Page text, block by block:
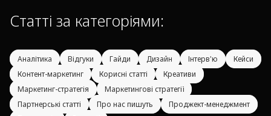
Статті за категоріями:
Аналітика Відгуки Гайди Дизайн Інтерв'ю
Кейси
Контент-маркетинг
Корисні статті
Креативи
Маркетинг-стратегія
Маркетингові стратегії
Партнерські статті
Про нас пишуть
Проджект-менеджмент